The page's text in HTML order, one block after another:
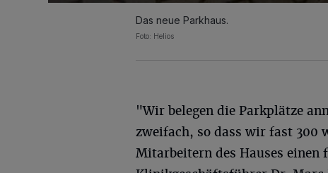
Das neue Parkhaus.
Foto: Helios
"Wir belegen die Parkplätze
zweifach, so dass wir fast 300
Mitarbeitern des Hauses einen